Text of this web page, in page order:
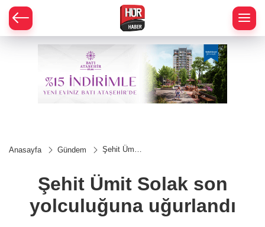
Anasayfa Gündem
Şehit Ümit
uğurlandı
Şehit Ümit Solak son
yolculuğuna uğurlandı